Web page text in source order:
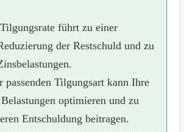
führt zu einer
der Restschuld und zu
passenden Tilgungsart kann Ihre
optimieren und zu
Entschuldung beitragen.